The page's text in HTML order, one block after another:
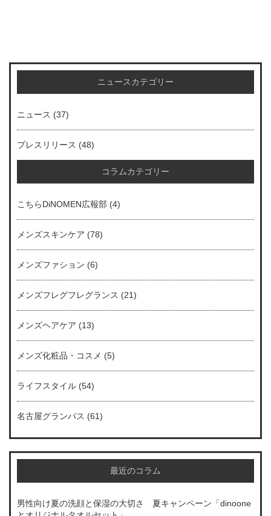
ニュースカテゴリー
ニュース (37)
プレスリリース (48)
コラムカテゴリー
こちらDiNOMEN広報部 (4)
メンズスキンケア (78)
メンズファション (6)
メンズフレグフレグランス (21)
メンズヘアケア (13)
メンズ化粧品・コスメ (5)
ライフスタイル (54)
名古屋グランパス (61)
最近のコラム
男性向け夏の洗顔と保湿の大切さ 夏キャンペーン「dinoone